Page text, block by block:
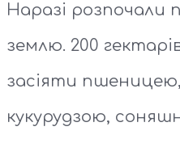
Наразі розпочали
землю. 200
засіяти
кукурудзою,